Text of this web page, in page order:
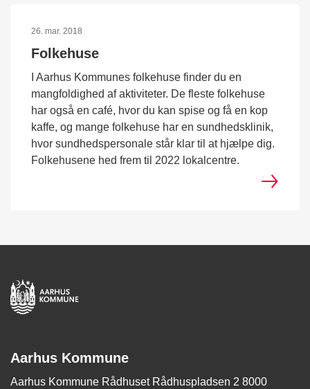
26. mar. 2018
Folkehuse
I Aarhus Kommunes folkehuse finder du en
mangfoldighed af aktiviteter. De fleste folkehuse
har også en café, hvor du kan spise og få en kop
kaffe, og mange folkehuse har en sundhedsklinik,
hvor sundhedspersonale står klar til at hjælpe dig.
Folkehusene hed frem til 2022 lokalcentre.
Aarhus Kommune
Aarhus Kommune Rådhuset Rådhuspladsen 2 8000